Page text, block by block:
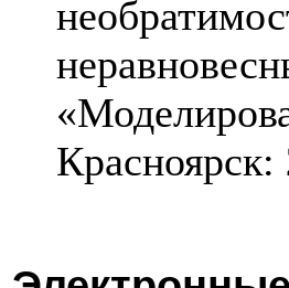
Красноярск: